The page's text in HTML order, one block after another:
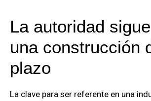
La autoridad
una construcción
plazo
La clave para ser referente en una